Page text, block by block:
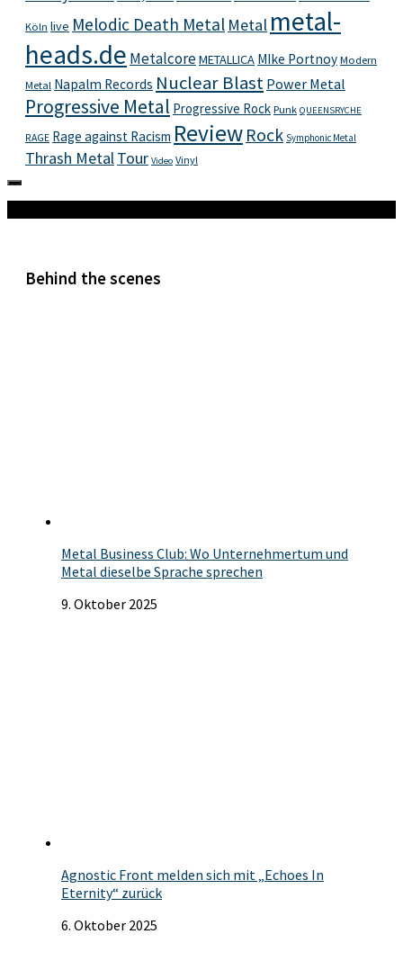
Köln live Melodic Death Metal Metal metal-
heads.de MetalcoreMETALLICA MIke Portnoy Modern
Metal Napalm Records Nuclear Blast Power Metal
Progressive Metal Progressive Rock Punk QUEENSRYCHE
RAGE Rage against Racism Review Rock Symphonic Metal
Thrash MetalTour Video Vinyl
Behind the scenes
Metal Business Club: Wo Unternehmertum und
Metal dieselbe Sprache sprechen
9. Oktober 2025
Agnostic Front melden sich mit „Echoes In
Eternity“ zurück
6. Oktober 2025